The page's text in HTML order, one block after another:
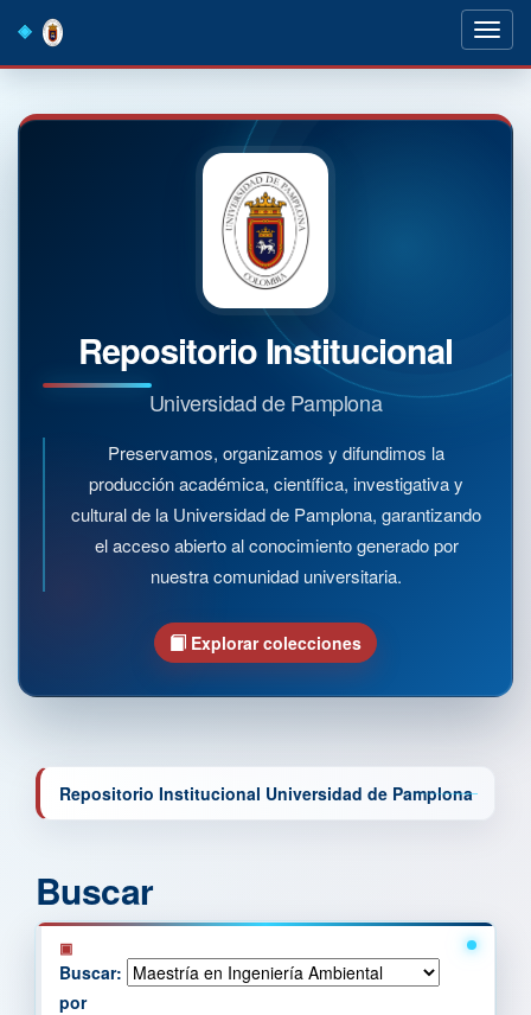
navigation
Repositorio Institucional
Universidad de Pamplona
Preservamos, organizamos y difundimos la
producción académica, científica, investigativa y
cultural de la Universidad de Pamplona, garantizando
el acceso abierto al conocimiento generado por
nuestra comunidad universitaria.
Explorar colecciones
Repositorio Institucional Universidad de Pamplona
Buscar
Buscar:
por